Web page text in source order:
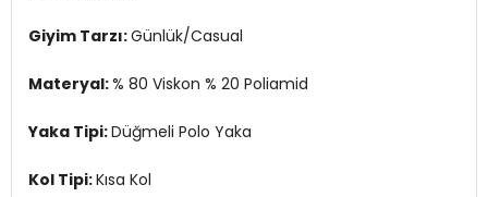
Yaş Grubu: Yetişkin
3DY112291042.03
Giyim Tarzı:Günlük/Casual
Materyal:% 80 Viskon % 20 Poliamid
Yaka Tipi:Düğmeli Polo Yaka
Kol Tipi:Kısa Kol